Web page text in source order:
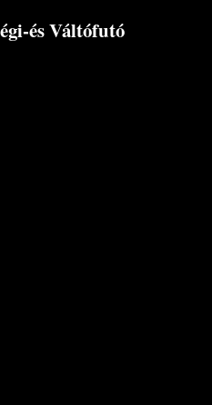
és Váltófutó